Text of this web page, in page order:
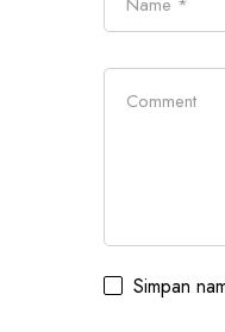
Simpan